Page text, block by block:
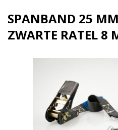
SPANBAND 25
ZWARTE RATEL 8